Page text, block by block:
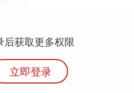
后获取更多权限
立即登录